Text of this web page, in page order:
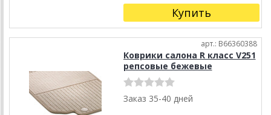
Купить
арт.: B66360388
Коврики салона R класс V251
репсовые бежевые
Заказ 35-40 дней